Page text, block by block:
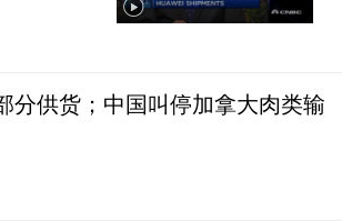
分供货；中国叫停加拿大肉类输